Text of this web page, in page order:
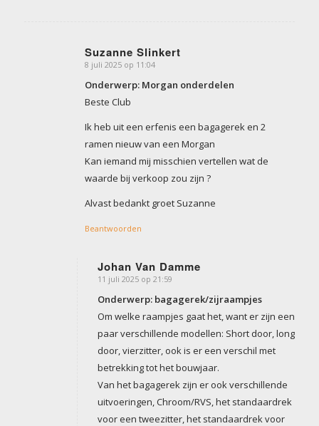
Suzanne Slinkert
zegt:
8 juli 2025 op 11:04
Onderwerp: Morgan onderdelen
Beste Club
Ik heb uit een erfenis een bagagerek en 2
ramen nieuw van een Morgan
Kan iemand mij misschien vertellen wat de
waarde bij verkoop zou zijn ?
Alvast bedankt groet Suzanne
Beantwoorden
Johan Van Damme
zegt:
11 juli 2025 op 21:59
Onderwerp: bagagerek/zijraampjes
Om welke raampjes gaat het, want er zijn een
paar verschillende modellen: Short door, long
door, vierzitter, ook is er een verschil met
betrekking tot het bouwjaar.
Van het bagagerek zijn er ook verschillende
uitvoeringen, Chroom/RVS, het standaardrek
voor een tweezitter, het standaardrek voor